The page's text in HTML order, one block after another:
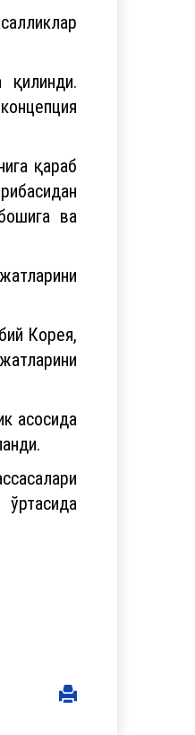
қилинди.
қараб
ва
Корея,
асосида